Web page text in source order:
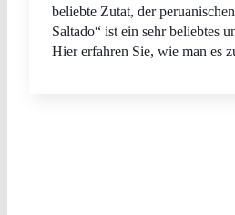
beliebte Zutat, der
Saltado“ ist ein sehr beliebtes
Hier erfahren Sie, wie man es